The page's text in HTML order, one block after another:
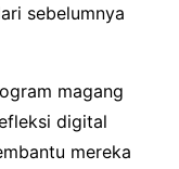
sebelumnya
magang
digital
mereka